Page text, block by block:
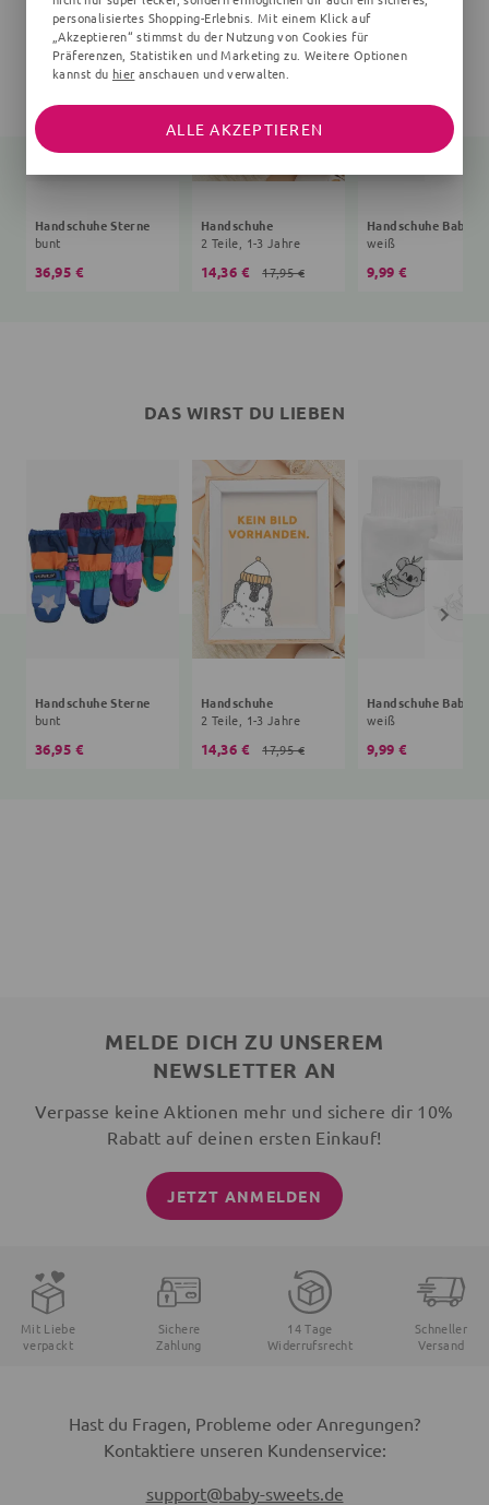
Handschuhe Sterne
bunt
36,95 €
Handschuhe
2 Teile, 1-3 Jahre
14,36 € 17,95 €
weiß
9,99 €
DAS WIRST DU LIEBEN
Handschuhe Sterne
bunt
36,95 €
Handschuhe
2 Teile, 1-3 Jahre
14,36 € 17,95 €
weiß
9,99 €
MELDE DICH ZU UNSEREM
NEWSLETTER AN
Verpasse keine Aktionen mehr und sichere dir 10%
Rabatt auf deinen ersten Einkauf!
JETZT ANMELDEN
Mit Liebe
verpackt
Sichere
Zahlung
14 Tage
Widerrufsrecht
Schneller
Versand
Hast du Fragen, Probleme oder Anregungen?
Kontaktiere unseren Kundenservice:
support@baby-sweets.de
personalisiertes Shopping-Erlebnis. Mit einem Klick auf
„Akzeptieren“ stimmst du der Nutzung von Cookies für
Präferenzen, Statistiken und Marketing zu. Weitere Optionen
kannst du hier anschauen und verwalten.
ALLE AKZEPTIEREN